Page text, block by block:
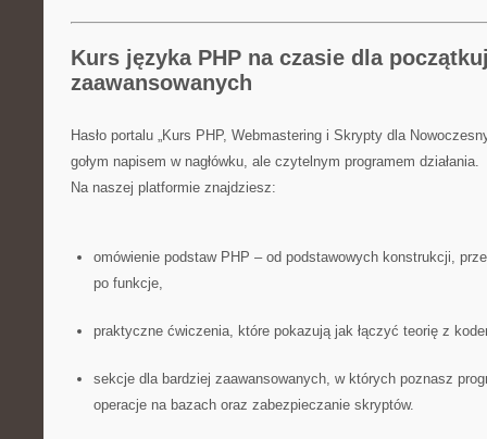
Kurs języka PHP na czasie dla
zaawansowanych
Hasło portalu „Kurs PHP, Webmastering i Skrypty dla
gołym napisem w nagłówku, ale czytelnym programem działania.
Na naszej platformie znajdziesz:
omówienie podstaw PHP – od podstawowych konstrukcji,
po funkcje,
praktyczne ćwiczenia, które pokazują jak łączyć teorię z
sekcje dla bardziej zaawansowanych, w których poznasz
operacje na bazach oraz zabezpieczanie skryptów.